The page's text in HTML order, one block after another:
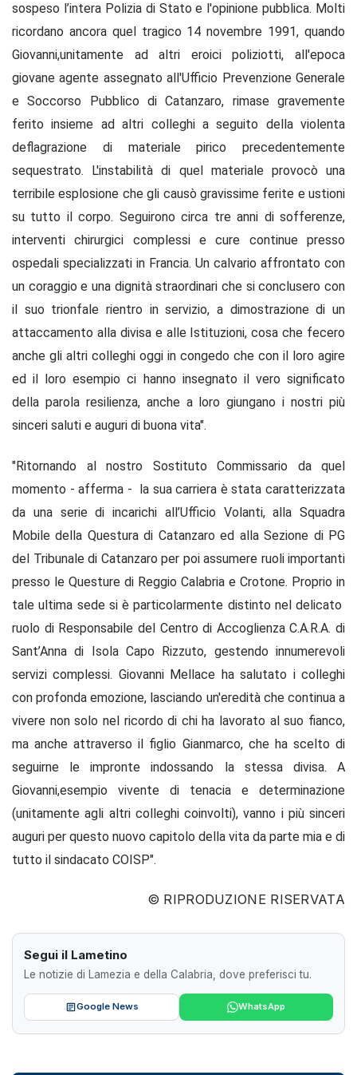
sospeso l’intera Polizia di Stato e l'opinione pubblica. Molti
ricordano ancora quel tragico 14 novembre 1991, quando
Giovanni,unitamente ad altri eroici poliziotti, all'epoca
giovane agente assegnato all'Ufficio Prevenzione Generale
e Soccorso Pubblico di Catanzaro, rimase gravemente
ferito insieme ad altri colleghi a seguito della violenta
deflagrazione di materiale pirico precedentemente
sequestrato. L'instabilità di quel materiale provocò una
terribile esplosione che gli causò gravissime ferite e ustioni
su tutto il corpo. Seguirono circa tre anni di sofferenze,
interventi chirurgici complessi e cure continue presso
ospedali specializzati in Francia. Un calvario affrontato con
un coraggio e una dignità straordinari che si conclusero con
il suo trionfale rientro in servizio, a dimostrazione di un
attaccamento alla divisa e alle Istituzioni, cosa che fecero
anche gli altri colleghi oggi in congedo che con il loro agire
ed il loro esempio ci hanno insegnato il vero significato
della parola resilienza, anche a loro giungano i nostri più
sinceri saluti e auguri di buona vita".
"Ritornando al nostro Sostituto Commissario da quel
momento - afferma - la sua carriera è stata caratterizzata
da una serie di incarichi all’Ufficio Volanti, alla Squadra
Mobile della Questura di Catanzaro ed alla Sezione di PG
del Tribunale di Catanzaro per poi assumere ruoli importanti
presso le Questure di Reggio Calabria e Crotone. Proprio in
tale ultima sede si è particolarmente distinto nel delicato
ruolo di Responsabile del Centro di Accoglienza C.A.R.A. di
Sant’Anna di Isola Capo Rizzuto, gestendo innumerevoli
servizi complessi. Giovanni Mellace ha salutato i colleghi
con profonda emozione, lasciando un'eredità che continua a
vivere non solo nel ricordo di chi ha lavorato al suo fianco,
ma anche attraverso il figlio Gianmarco, che ha scelto di
seguirne le impronte indossando la stessa divisa. A
Giovanni,esempio vivente di tenacia e determinazione
(unitamente agli altri colleghi coinvolti), vanno i più sinceri
auguri per questo nuovo capitolo della vita da parte mia e di
tutto il sindacato COISP".
© RIPRODUZIONE RISERVATA
Segui il Lametino
Le notizie di Lamezia e della Calabria, dove preferisci tu.
Google News WhatsApp